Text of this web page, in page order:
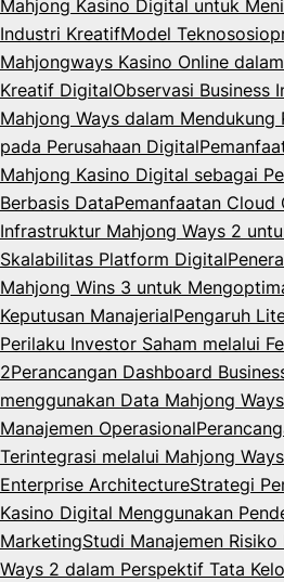
Mahjong Kasino Digital untuk
Industri KreatifModel
Mahjongways Kasino Online
Kreatif DigitalObservasi Business
Mahjong Ways dalam Mendukung
pada Perusahaan Digital
Mahjong Kasino Digital sebagai
Berbasis DataPemanfaatan
Infrastruktur Mahjong Ways 2
Skalabilitas Platform Digital
Mahjong Wins 3 untuk
Keputusan ManajerialPengaruh
Perilaku Investor Saham melalui
2Perancangan Dashboard
menggunakan Data Mahjong
Manajemen Operasional
Terintegrasi melalui Mahjong
Enterprise ArchitectureStrategi
Kasino Digital Menggunakan
MarketingStudi Manajemen
Ways 2 dalam Perspektif Tata